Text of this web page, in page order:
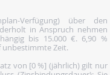
Verfügung) über den
in Anspruch nehmen
bis 15.000 €. 6,90 %
unbestimmte Zeit.
von [0 %] (jährlich) gilt nur